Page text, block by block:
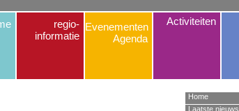
Activiteiten
Evenementen
Agenda
regio-
informatie
Home
Laatste nieuws